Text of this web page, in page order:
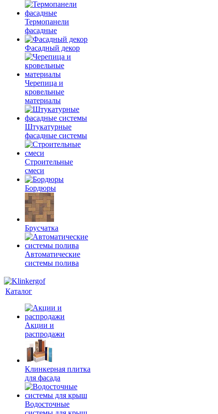
Термопанели
фасадные
Фасадный декор
Черепица и
кровельные
материалы
Штукатурные
фасадные системы
Строительные
смеси
Бордюры
Брусчатка
Автоматические
системы полива
Каталог
Акции и
распродажи
Клинкерная плитка
для фасада
Водосточные